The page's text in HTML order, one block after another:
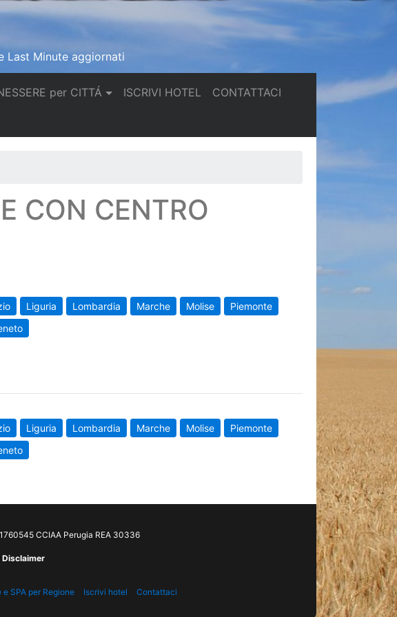
Last Minute aggiornati
per CITTÁ ISCRIVI HOTEL(current)
CONTATTACI(current)
CON CENTRO
Liguria Lombardia Marche Molise
Piemonte
Liguria Lombardia Marche Molise
Piemonte
CCIAA Perugia REA 30336
SPA per Regione Iscrivi hotel Contattaci